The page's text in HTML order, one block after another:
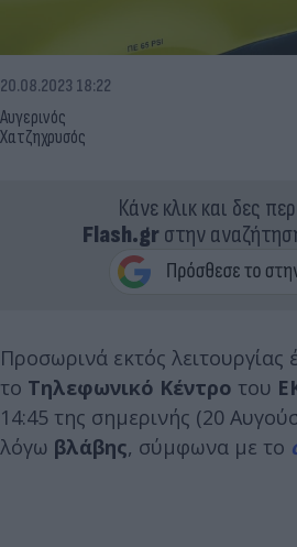
Αυγερινός
Χατζηχρυσός
20.08.2023 18:22
Κάνε κλικ και δες
Flash.grστην
Προσωρινά εκτός λειτουργίας
το Τηλεφωνικό Κέντρο του
14:45 της σημερινής (20
λόγω βλάβης, σύμφωνα με το